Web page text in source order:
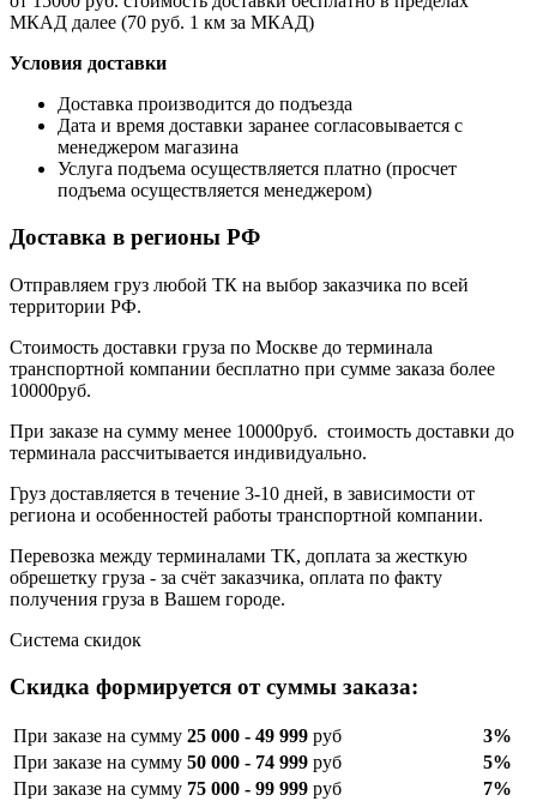
МКАД далее (70 руб. 1 км за МКАД)
Условия доставки
Доставка производится до подъезда
Дата и время доставки заранее согласовывается с
менеджером магазина
Услуга подъема осуществляется платно (просчет
подъема осуществляется менеджером)
Доставка в регионы РФ
Отправляем груз любой ТК на выбор заказчика по всей
территории РФ.
Стоимость доставки груза по Москве до терминала
транспортной компании бесплатно при сумме заказа более
10000руб.
При заказе на сумму менее 10000руб. стоимость доставки до
терминала рассчитывается индивидуально.
Груз доставляется в течение 3-10 дней, в зависимости от
региона и особенностей работы транспортной компании.
Перевозка между терминалами ТК, доплата за жесткую
обрешетку груза - за счёт заказчика, оплата по факту
получения груза в Вашем городе.
Система скидок
Скидка формируется от суммы заказа:
При заказе на сумму 25 000 - 49 999 руб
3%
При заказе на сумму 50 000 - 74 999 руб
5%
При заказе на сумму 75 000 - 99 999 руб
7%